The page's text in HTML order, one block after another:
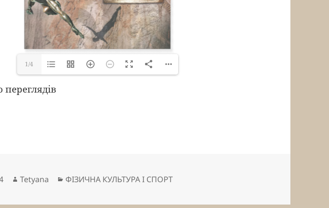
1/4
переглядів
Автор
Tetyana Категорії
ФІЗИЧНА КУЛЬТУРА І СПОРТ